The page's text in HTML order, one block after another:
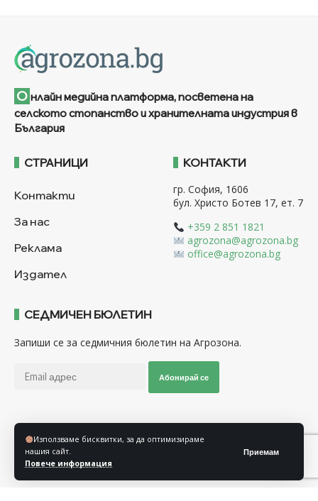
Използваме бисквитки, за да оптимизираме
нашия сайт.
Повече информация
Приемам
О нлайн медийна платформа, посветена на
селското стопанство и хранителната индустрия в
България
СТРАНИЦИ
Контакти
За нас
Реклама
Издател
КОНТАКТИ
гр. София, 1606
бул. Христо Ботев 17, ет. 7
+359 2 851 1821
agrozona@agrozona.bg
office@agrozona.bg
СЕДМИЧЕН БЮЛЕТИН
Запиши се за седмичния бюлетин на Агрозона.
Абонирай се
Последвайте ни